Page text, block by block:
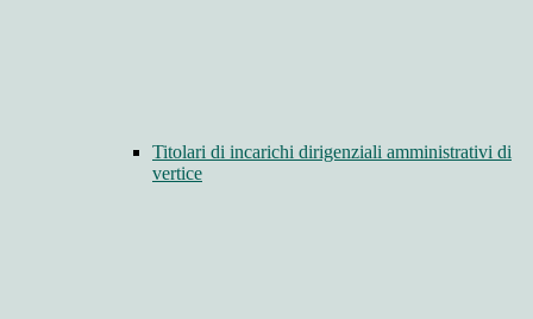
Titolari di incarichi dirigenziali amministrativi di
vertice